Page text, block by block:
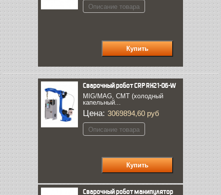
Описание товара
Сварочный робот CRP RH21-06-W
MIG/MAG, CMT (холодный
капельный...
Цена: 3069894,60 руб
Описание товара
Сварочный робот манипулятор